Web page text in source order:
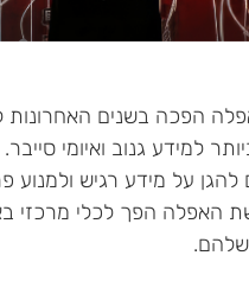
הפכה בשנים האחרונות
למידע גנוב ואיומי
להגן על מידע רגיש ולמנוע
האפלה הפך לכלי מרכזי